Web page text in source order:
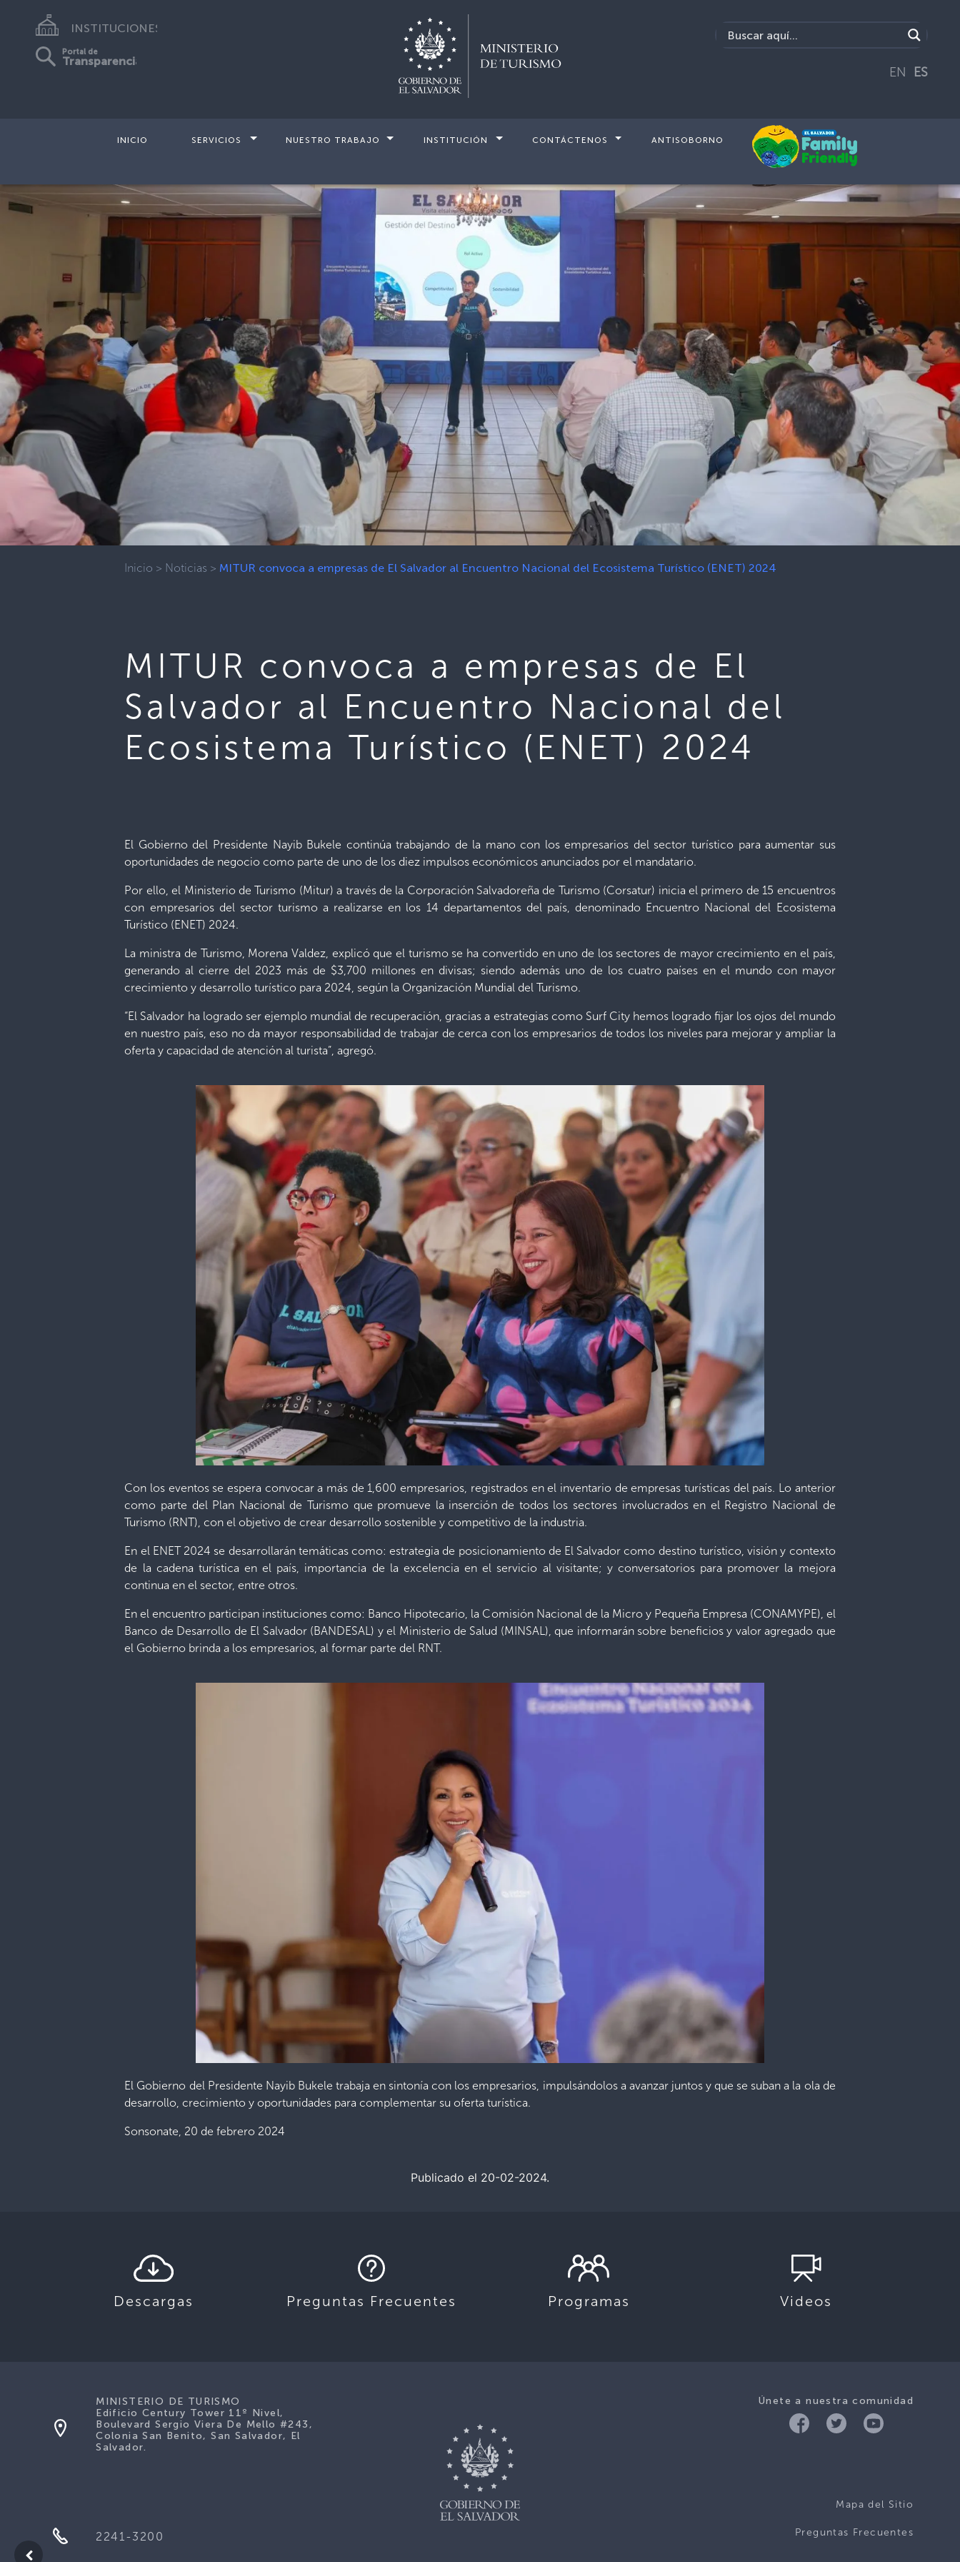
INSTITUCIONES
Portal de
Transparencia
EN ES
INICIO SERVICIOS NUESTRO TRABAJO INSTITUCIÓN CONTÁCTENOS ANTISOBORNO
Inicio > Noticias > MITUR convoca a empresas de El Salvador al Encuentro Nacional del Ecosistema Turístico (ENET) 2024
MITUR convoca a empresas de El
Salvador al Encuentro Nacional del
Ecosistema Turístico (ENET) 2024
El Gobierno del Presidente Nayib Bukele continúa trabajando de la mano con los empresarios del sector turístico para aumentar sus
oportunidades de negocio como parte de uno de los diez impulsos económicos anunciados por el mandatario.
Por ello, el Ministerio de Turismo (Mitur) a través de la Corporación Salvadoreña de Turismo (Corsatur) inicia el primero de 15 encuentros
con empresarios del sector turismo a realizarse en los 14 departamentos del país, denominado Encuentro Nacional del Ecosistema
Turístico (ENET) 2024.
La ministra de Turismo, Morena Valdez, explicó que el turismo se ha convertido en uno de los sectores de mayor crecimiento en el país,
generando al cierre del 2023 más de $3,700 millones en divisas; siendo además uno de los cuatro países en el mundo con mayor
crecimiento y desarrollo turístico para 2024, según la Organización Mundial del Turismo.
“El Salvador ha logrado ser ejemplo mundial de recuperación, gracias a estrategias como Surf City hemos logrado fijar los ojos del mundo
en nuestro país, eso no da mayor responsabilidad de trabajar de cerca con los empresarios de todos los niveles para mejorar y ampliar la
oferta y capacidad de atención al turista”, agregó.
Con los eventos se espera convocar a más de 1,600 empresarios, registrados en el inventario de empresas turísticas del país. Lo anterior
como parte del Plan Nacional de Turismo que promueve la inserción de todos los sectores involucrados en el Registro Nacional de
Turismo (RNT), con el objetivo de crear desarrollo sostenible y competitivo de la industria.
En el ENET 2024 se desarrollarán temáticas como: estrategia de posicionamiento de El Salvador como destino turístico, visión y contexto
de la cadena turística en el país, importancia de la excelencia en el servicio al visitante; y conversatorios para promover la mejora
continua en el sector, entre otros.
En el encuentro participan instituciones como: Banco Hipotecario, la Comisión Nacional de la Micro y Pequeña Empresa (CONAMYPE), el
Banco de Desarrollo de El Salvador (BANDESAL) y el Ministerio de Salud (MINSAL), que informarán sobre beneficios y valor agregado que
el Gobierno brinda a los empresarios, al formar parte del RNT.
El Gobierno del Presidente Nayib Bukele trabaja en sintonía con los empresarios, impulsándolos a avanzar juntos y que se suban a la ola de
desarrollo, crecimiento y oportunidades para complementar su oferta turística.
Sonsonate, 20 de febrero 2024
Publicado el 20-02-2024.
Descargas Preguntas Frecuentes Programas Videos
Únete a nuestra comunidad
Mapa del Sitio
Preguntas Frecuentes
MINISTERIO DE TURISMO
Edificio Century Tower 11º Nivel,
Boulevard Sergio Viera De Mello #243,
Colonia San Benito, San Salvador, El
Salvador.
2241-3200